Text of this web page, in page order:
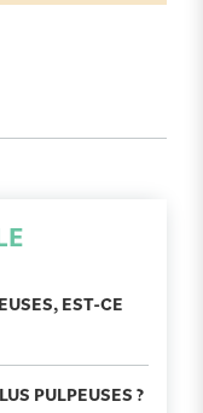
EST-CE
PULPEUSES ?